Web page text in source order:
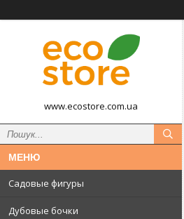
www.ecostore.com.ua
Садовые фигуры
Дубовые бочки